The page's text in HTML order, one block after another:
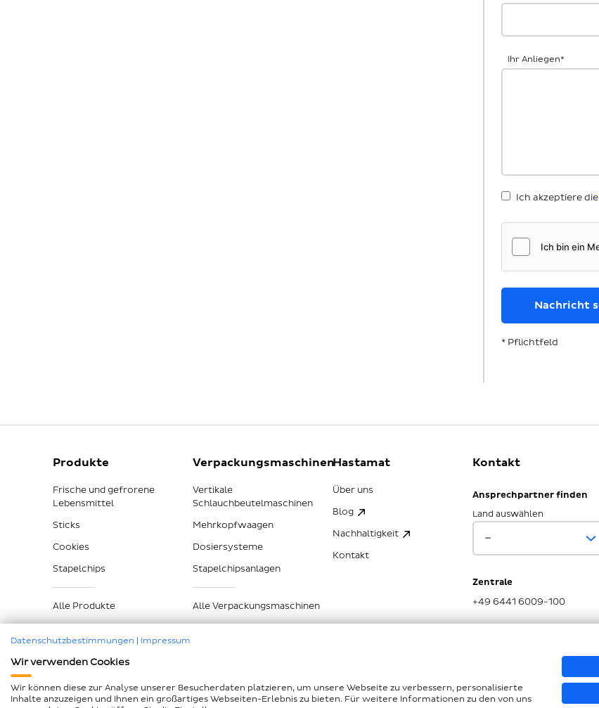
Ihr Anliegen*
Ich akzeptiere die
* Pflichtfeld
Produkte
Frische und gefrorene
Lebensmittel
Sticks
Cookies
Stapelchips
Alle Produkte
Verpackungsmaschinen
Vertikale
Schlauchbeutelmaschinen
Mehrkopfwaagen
Dosiersysteme
Stapelchipsanlagen
Alle Verpackungsmaschinen
Hastamat
Über uns
Blog
Nachhaltigkeit
Kontakt
Kontakt
Ansprechpartner finden
Land auswählen
Zentrale
+49 6441 6009-100
Impressum Datenschutz Compliance
AEB und LkSG
Datenschutzbestimmungen Impressum
Wir verwenden Cookies
Wir können diese zur Analyse unserer Besucherdaten platzieren, um unsere Webseite zu verbessern, personalisierte
Inhalte anzuzeigen und Ihnen ein großartiges Webseiten-Erlebnis zu bieten. Für weitere Informationen zu den von uns